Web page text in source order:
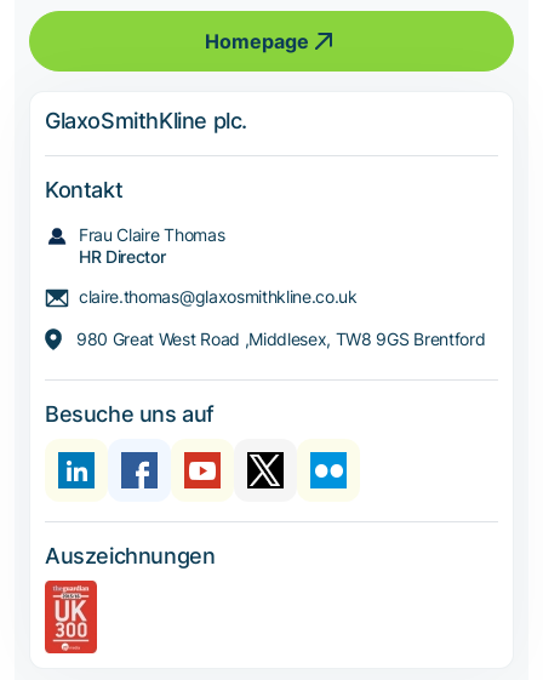
Homepage
GlaxoSmithKline plc.
Kontakt
Frau Claire Thomas
HR Director
claire.thomas@glaxosmithkline.co.uk
980 Great West Road ,Middlesex, TW8 9GS Brentford
Besuche uns auf
Auszeichnungen